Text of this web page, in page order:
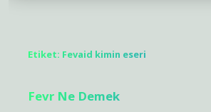
Etiket: Fevaid kimin eseri
Fevr Ne Demek